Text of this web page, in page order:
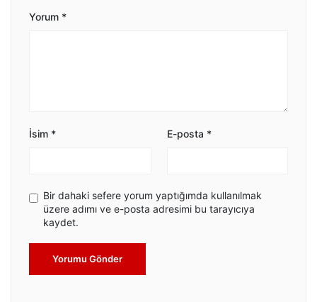
Yorum *
İsim * E-posta *
Bir dahaki sefere yorum yaptığımda kullanılmak
üzere adımı ve e-posta adresimi bu tarayıcıya
kaydet.
Yorumu Gönder